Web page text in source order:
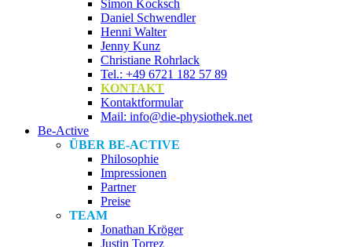
Simon Kocksch
Daniel Schwendler
Henni Walter
Jenny Kunz
Christiane Rohrlack
Tel.: +49 6721 182 57 89
KONTAKT
Kontaktformular
Mail: info@die-physiothek.net
Be-Active
ÜBER BE-ACTIVE
Philosophie
Impressionen
Partner
Preise
TEAM
Jonathan Kröger
Justin Torrez